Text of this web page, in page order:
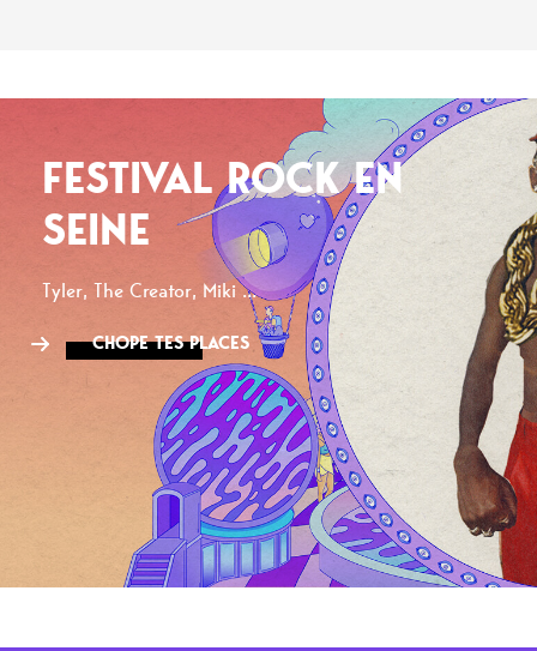
FESTIVAL ROCK EN
SEINE
Tyler, The Creator, Miki ...
CHOPE TES PLACES